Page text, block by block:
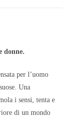
donne.
per l’uomo
Una
i sensi, tenta e
di un mondo